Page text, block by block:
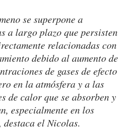
se superpone a
a largo plazo que persisten
relacionadas con
debido al aumento de
de gases de efecto
en la atmósfera y a las
de calor que se absorben y
especialmente en los
destaca el Nicolas.